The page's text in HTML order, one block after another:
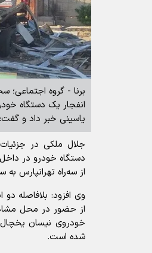
برنا - گروه
یاسینی خبر داد و
دستگاه خودرو در
از سه‌راه تهرانپارس به سامانه ۱۲۵
وی افزود: بلافاصله
خودروی نیسان
شده است.